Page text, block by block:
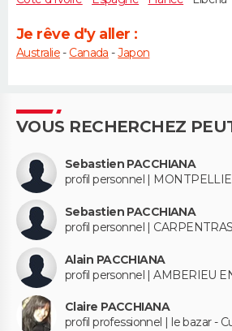
Je rêve d'y aller :
Australie- Canada -Japon
VOUS RECHERCHEZ
Sebastien PACCHIANA
profil personnel |
Sebastien PACCHIANA
profil personnel | CARPENTRAS
Alain PACCHIANA
profil personnel | AMBERIEU
Claire PACCHIANA
profil professionnel | le bazar -